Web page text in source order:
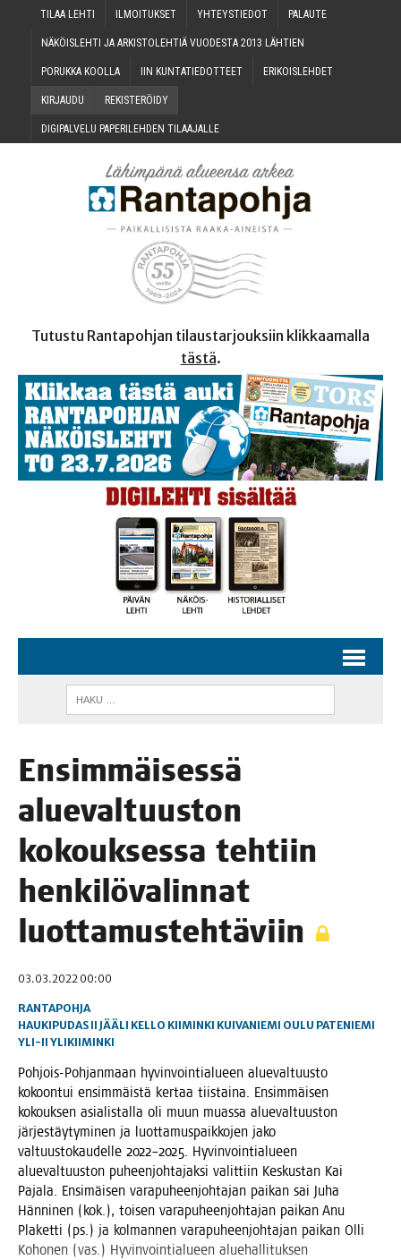
TILAA LEH­TI ILMOI­TUK­SET YHTEYS­TIE­DOT PALAU­TE
NÄKÖIS­LEH­TI JA ARKIS­TO­LEH­TIÄ VUO­DES­TA 2013 LÄHTIEN
PORUK­KA KOOLLA IIN KUN­TA­TIE­DOT­TEET ERI­KOIS­LEH­DET
KIR­JAU­DU REKIS­TE­RÖI­DY
DIGI­PAL­VE­LU PAPE­RI­LEH­DEN TILAAJALLE
Tutustu Rantapohjan tilaustarjouksiin klikkaamalla
tästä.
Ensim­mäi­ses­sä
alue­val­tuus­ton
kokouk­ses­sa teh­tiin
hen­ki­lö­va­lin­nat
luottamustehtäviin
03.03.2022 00:00
RANTAPOHJA
HAUKIPUDAS II JÄÄLI KELLO KIIMINKI KUIVANIEMI OULU PATENIEMI
YLI-II YLIKIIMINKI
Poh­jois-Poh­jan­maan hyvin­voin­tia­lu­een alue­val­tuus­to
kokoon­tui ensim­mäis­tä ker­taa tiis­tai­na. Ensim­mäi­sen
kokouk­sen asia­lis­tal­la oli muun muas­sa alue­val­tuus­ton
jär­jes­täy­ty­mi­nen ja luot­ta­mus­paik­ko­jen jako
val­tuus­to­kau­del­le 2022–2025. Hy­vin­voin­ti­alueen
alue­val­tuus­ton pu­heen­joh­ta­jak­si va­lit­tiin Kes­kus­tan Kai
Paja­la. Ensi­mäi­sen vara­pu­heen­joh­ta­jan pai­kan sai Juha
Hän­ni­nen (kok.), toi­sen vara­pu­heen­joh­ta­jan pai­kan Anu
Pla­ket­ti (ps.) ja kol­man­nen vara­pu­heen­joh­ta­jan pai­kan Olli
Koho­nen (vas.) Hyvin­voin­tia­lu­een alue­hal­li­tuk­sen